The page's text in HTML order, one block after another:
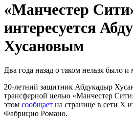
«Манчестер
интересуется
Хусановым
Два года назад о таком нельзя было и
20-летний защитник Абдукадыр
трансферной целью «Манчестер
этом сообщает на странице в сети Х
Фабрицио Романо.